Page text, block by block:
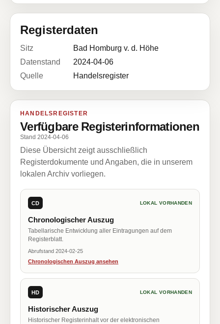
Registerdaten
Sitz
Bad Homburg v. d. Höhe
Datenstand
2024-04-06
Quelle
Handelsregister
HANDELSREGISTER
Verfügbare Registerinformationen
Stand 2024-04-06
Diese Übersicht zeigt ausschließlich
Registerdokumente und Angaben, die in unserem
lokalen Archiv vorliegen.
CD LOKAL VORHANDEN
Chronologischer Auszug
Tabellarische Entwicklung aller Eintragungen auf dem
Registerblatt.
Abrufstand 2024-02-25
Chronologischen Auszug ansehen
HD LOKAL VORHANDEN
Historischer Auszug
Historischer Registerinhalt vor der elektronischen